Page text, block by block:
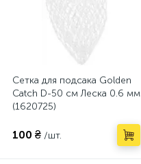
Сетка для подсака Golden
Catch D-50 см Леска 0.6 мм
(1620725)
100 ₴ /шт.